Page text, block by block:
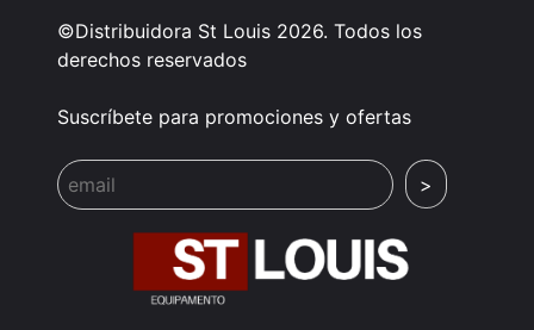
©Distribuidora St Louis 2026. Todos los
derechos reservados
Suscríbete para promociones y ofertas